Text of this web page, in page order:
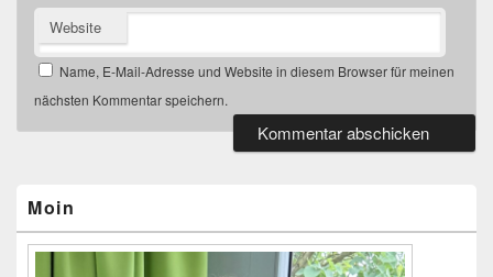
Website
Name, E-Mail-Adresse und Website in diesem Browser für meinen
nächsten Kommentar speichern.
Widgetbereich
Moin